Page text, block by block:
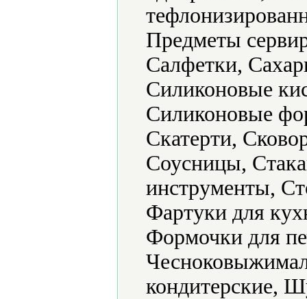
Предметы
Салфетки,
Силиконовые
Силиконовые
Скатерти,
Соусницы,
инструменты,
Фартуки для
Формочки для
кондитерские,